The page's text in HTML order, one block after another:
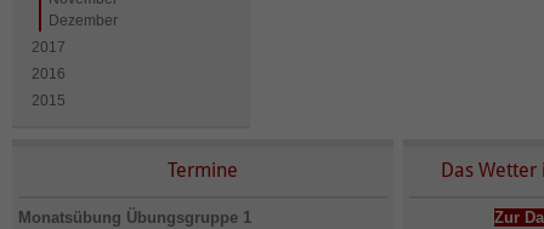
Dezember
2017
2016
2015
Termine
Monatsübung Übungsgruppe 1
Das Wetter
Zur